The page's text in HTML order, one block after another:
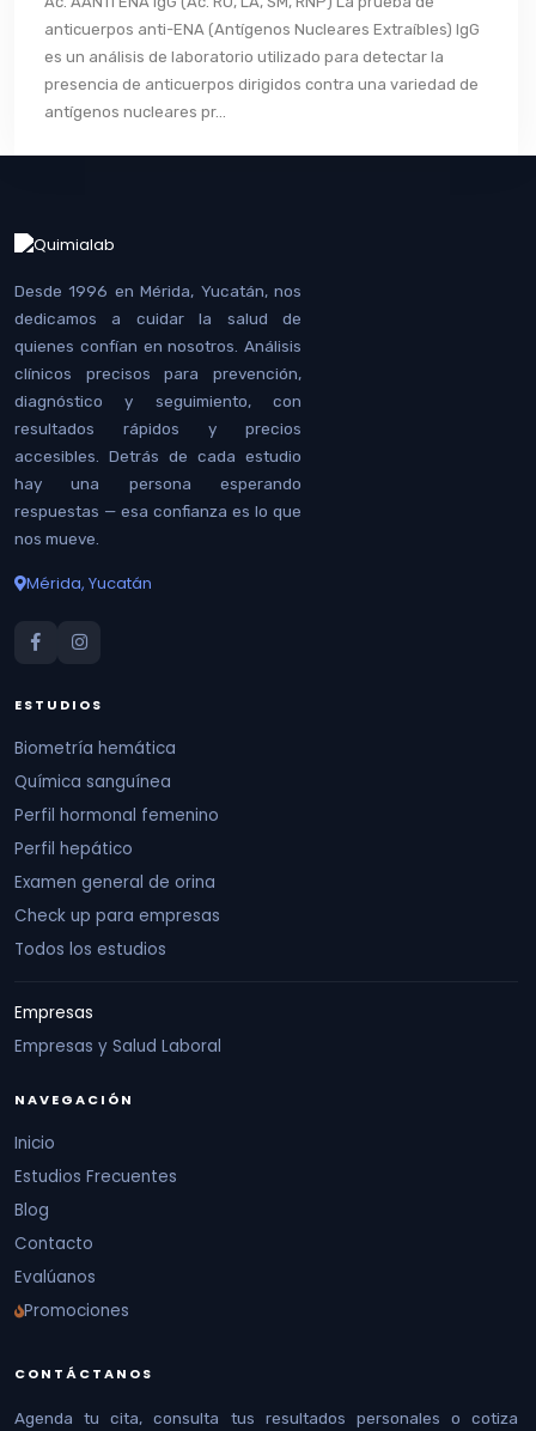
anticuerpos anti-ENA (Antígenos Nucleares Extraíbles) IgG
es un análisis de laboratorio utilizado para detectar la
presencia de anticuerpos dirigidos contra una variedad de
antígenos nucleares pr...
Desde 1996 en Mérida, Yucatán, nos
dedicamos a cuidar la salud de
quienes confían en nosotros. Análisis
clínicos precisos para prevención,
diagnóstico y seguimiento, con
resultados rápidos y precios
accesibles. Detrás de cada estudio
hay una persona esperando
respuestas — esa confianza es lo que
nos mueve.
Mérida, Yucatán
ESTUDIOS
Biometría hemática
Química sanguínea
Perfil hormonal femenino
Perfil hepático
Examen general de orina
Check up para empresas
Todos los estudios
Empresas
Empresas y Salud Laboral
NAVEGACIÓN
Inicio
Estudios Frecuentes
Blog
Contacto
Evalúanos
Promociones
CONTÁCTANOS
Agenda tu cita, consulta tus resultados personales o cotiza